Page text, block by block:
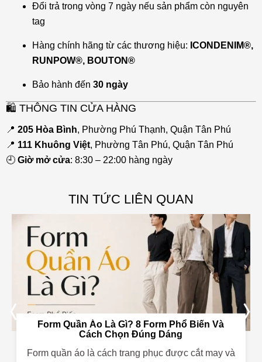
Đổi trả trong vòng 7 ngày nếu sản phẩm còn nguyên
tag
Hàng chính hãng từ các thương hiệu: ICONDENIM®,
RUNPOW®, BOUTON®
Bảo hành đến 30 ngày
🛍 THÔNG TIN CỬA HÀNG
📍 205 Hòa Bình, Phường Phú Thạnh, Quận Tân Phú
📍 111 Khuông Việt, Phường Tân Phú, Quận Tân Phú
🕘 Giờ mở cửa: 8:30 – 22:00 hàng ngày
TIN TỨC LIÊN QUAN
Form Quần Áo Là Gì? 8 Form Phổ Biến Và
Cách Chọn Đúng Dáng
Form quần áo là cách trang phục được cắt may và